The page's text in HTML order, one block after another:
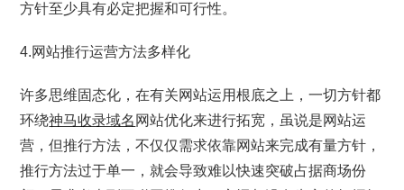
方针至少具有必定把握和可行性。
4.网站推行运营方法多样化
许多思维固态化，在有关网站运用根底之上，一切方针都
环绕神马收录域名 网站优化来进行拓宽，虽说是网站运
营，但推行方法，不仅仅需求依靠网站来完成有量方针，
推行方法过于单一，就会导致难以快速突破占据商场份